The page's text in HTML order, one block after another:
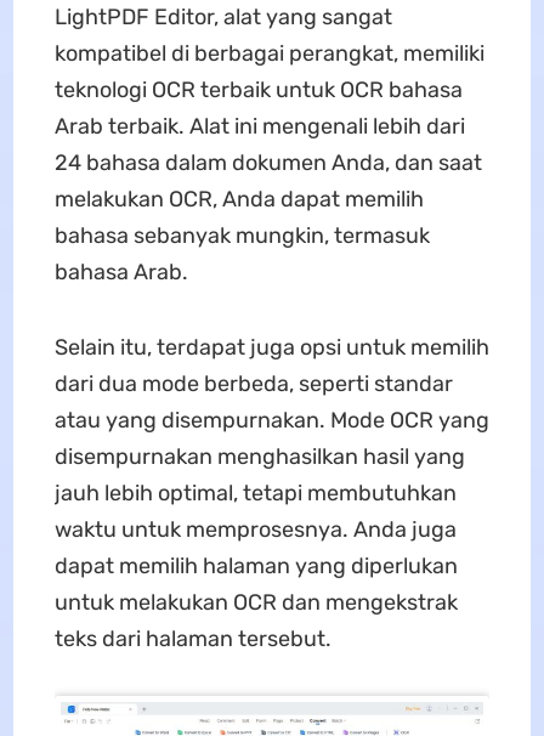
LightPDF Editor, alat yang sangat
kompatibel di berbagai perangkat, memiliki
teknologi OCR terbaik untuk OCR bahasa
Arab terbaik. Alat ini mengenali lebih dari
24 bahasa dalam dokumen Anda, dan saat
melakukan OCR, Anda dapat memilih
bahasa sebanyak mungkin, termasuk
bahasa Arab.
Selain itu, terdapat juga opsi untuk memilih
dari dua mode berbeda, seperti standar
atau yang disempurnakan. Mode OCR yang
disempurnakan menghasilkan hasil yang
jauh lebih optimal, tetapi membutuhkan
waktu untuk memprosesnya. Anda juga
dapat memilih halaman yang diperlukan
untuk melakukan OCR dan mengekstrak
teks dari halaman tersebut.